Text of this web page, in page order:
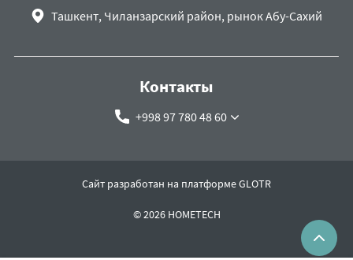
Ташкент, Чиланзарский район, рынок Абу-Сахий
Контакты
+998 97 780 48 60
Сайт разработан на платформе GLOTR
© 2026 HOMETECH